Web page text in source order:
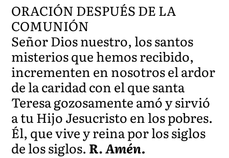
ORACIÓN DESPUÉS DE LA
COMUNIÓN
Señor Dios nuestro, los santos
misterios que hemos recibido,
incrementen en nosotros el ardor
de la caridad con el que santa
Teresa gozosamente amó y sirvió
a tu Hijo Jesucristo en los pobres.
Él, que vive y reina por los siglos
de los siglos. R.Amén.